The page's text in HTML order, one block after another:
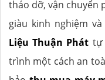
tháo dỡ, vận chuyển
giàu kinh nghiệm
Liệu Thuận Phát tự
trình một cách an